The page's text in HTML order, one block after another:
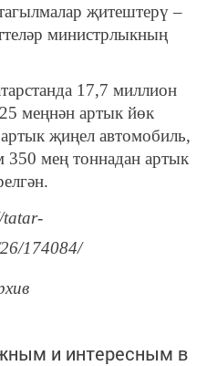
җитештерү –
министрлыкның
17,7 миллион
меңнән артык йөк
җиңел автомобиль,
мең тоннадан артык
tatar-
174084/
и интересным в